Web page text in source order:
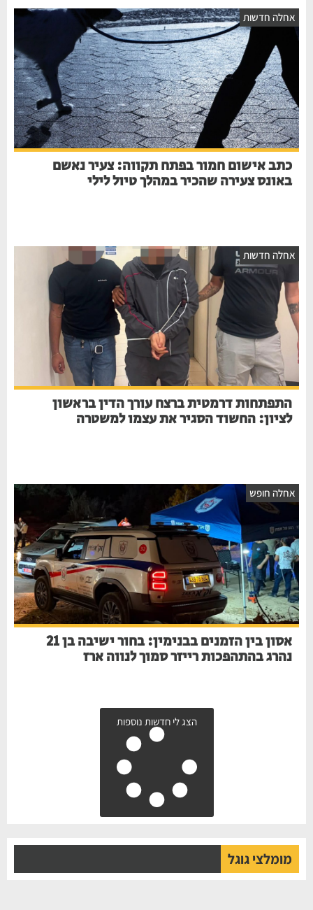
אחלה חדשות
כתב אישום חמור בפתח תקווה: צעיר נאשם
באונס צעירה שהכיר במהלך טיול לילי
אחלה חדשות
התפתחות דרמטית ברצח עורך הדין בראשון
לציון: החשוד הסגיר את עצמו למשטרה
אחלה חופש
אסון בין הזמנים בבנימין: בחור ישיבה בן 21
נהרג בהתהפכות רייזר סמוך לנווה ארז
הצג לי חדשות נוספות
מומלצי גוגל